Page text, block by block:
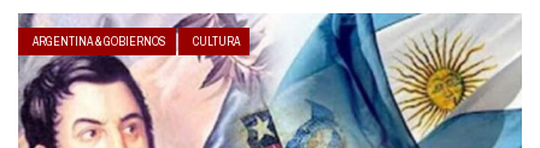
ARGENTINA & GOBIERNOS CULTURA